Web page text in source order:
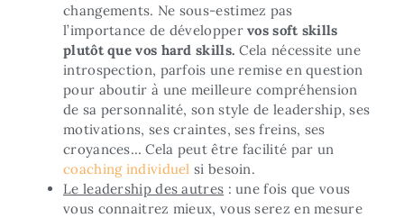
changements. Ne sous-estimez pas
l’importance de développervos soft skills
plutôt que vos hard skills. Cela nécessite une
introspection, parfois une remise en question
pour aboutir à une meilleure compréhension
de sa personnalité, son style de leadership, ses
motivations, ses craintes, ses freins, ses
croyances… Cela peut être facilité par un
coaching individuel si besoin.
Le leadership des autres : une fois que vous
vous connaitrez mieux, vous serez en mesure